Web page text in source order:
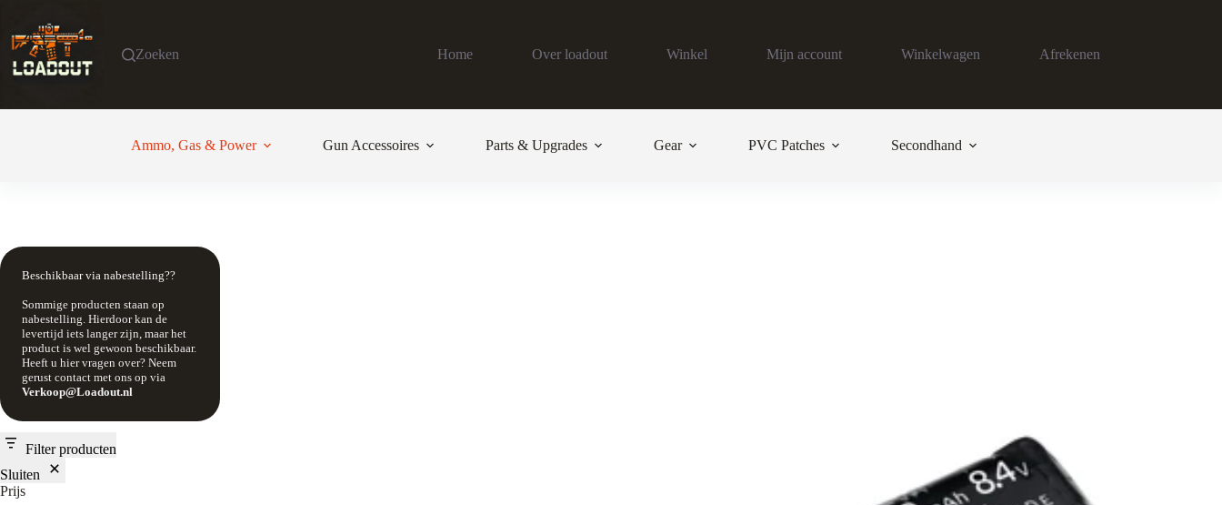
de
inhoud
Zoeken Home Over loadout Winkel Mijn account Winkelwagen Afrekenen
Ammo, Gas & Power Gun Accessoires Parts & Upgrades Gear PVC Patches Secondhand
Beschikbaar via nabestelling??
Sommige producten staan op
nabestelling. Hierdoor kan de
levertijd iets langer zijn, maar het
product is wel gewoon beschikbaar.
Heeft u hier vragen over? Neem
gerust contact met ons op via
Verkoop@Loadout.nl
Filter producten
Sluiten
Prijs